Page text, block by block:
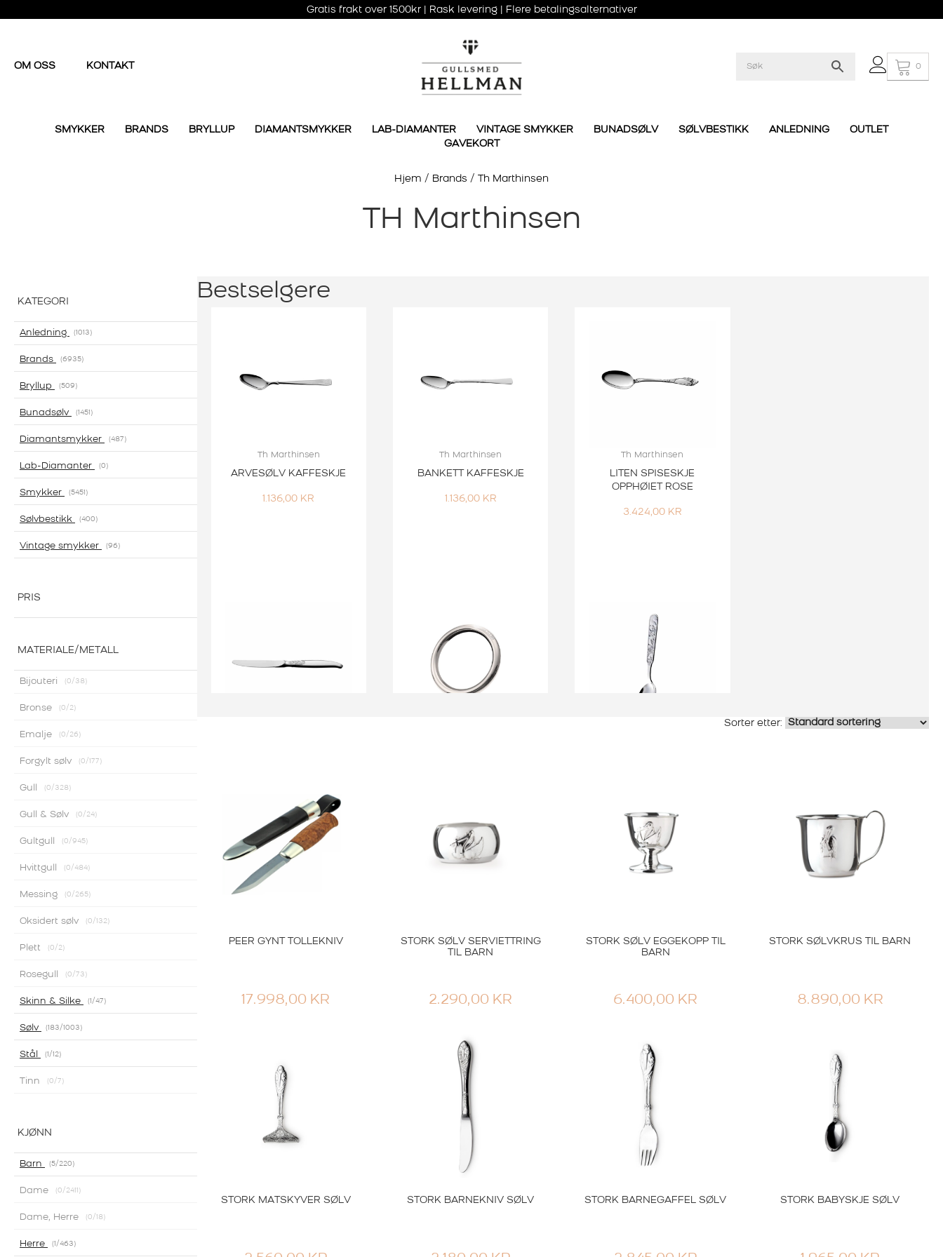
Gratis frakt over 1500kr | Rask levering | Flere betalingsalternativer
OM OSS KONTAKT 0
SMYKKER BRANDS BRYLLUP DIAMANTSMYKKER LAB-DIAMANTER VINTAGE SMYKKER BUNADSØLV SØLVBESTIKK ANLEDNING
OUTLET
GAVEKORT
Hjem / Brands / Th Marthinsen
TH Marthinsen
KATEGORI
Anledning 1013
Brands 6935
Bryllup 509
Bunadsølv 1451
Diamantsmykker 487
Lab-Diamanter 0
Smykker 5451
Sølvbestikk 400
Vintage smykker 96
PRIS
MATERIALE/METALL
Bijouteri 0/38
Bronse 0/2
Emalje 0/26
Forgylt sølv 0/177
Gull 0/328
Gull & Sølv 0/24
Gultgull 0/945
Hvittgull 0/484
Messing 0/265
Oksidert sølv 0/132
Plett 0/2
Rosegull 0/73
Skinn & Silke 1/47
Sølv 183/1003
Stål 1/12
Tinn 0/7
KJØNN
Barn 5/220
Dame 0/2411
Dame, Herre 0/18
Herre 1/463
Bestselgere
Th Marthinsen
ARVESØLV KAFFESKJE
1.136,00 KR
Th Marthinsen
BANKETT KAFFESKJE
1.136,00 KR
Th Marthinsen
LITEN SPISESKJE
OPPHØIET ROSE
3.424,00 KR
2.913,00
HARE
1.776,00
PEER GYNT TOLLEKNIV
17.998,00 KR
STORK SØLV SERVIETTRING
TIL BARN
2.290,00 KR
STORK SØLV EGGEKOPP TIL
BARN
6.400,00 KR
STORK SØLVKRUS TIL BARN
8.890,00 KR
STORK MATSKYVER SØLV STORK BARNEKNIV SØLV STORK BARNEGAFFEL SØLV STORK BABYSKJE SØLV